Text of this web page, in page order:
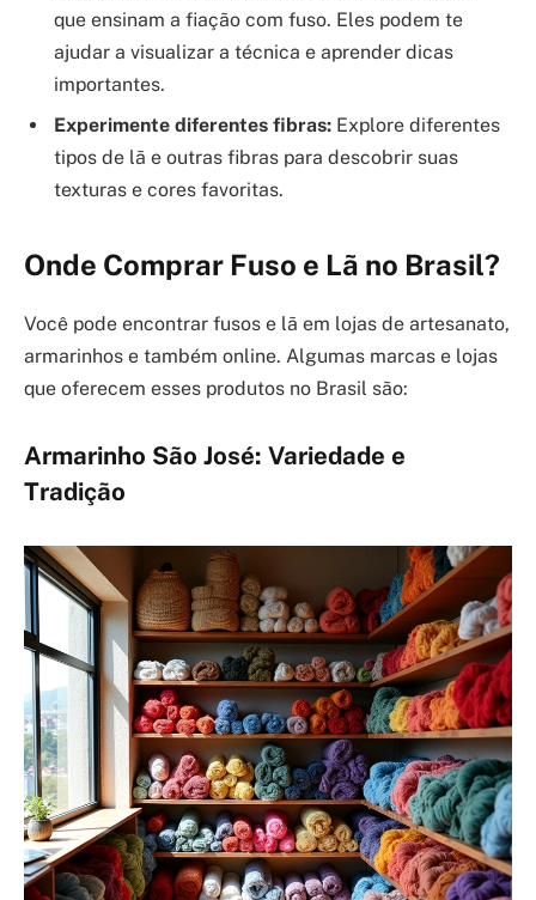
que ensinam a fiação com fuso. Eles podem te
ajudar a visualizar a técnica e aprender dicas
importantes.
Experimente diferentes fibras: Explore diferentes
tipos de lã e outras fibras para descobrir suas
texturas e cores favoritas.
Onde Comprar Fuso e Lã no Brasil?
Você pode encontrar fusos e lã em lojas de artesanato,
armarinhos e também online. Algumas marcas e lojas
que oferecem esses produtos no Brasil são:
Armarinho São José: Variedade e
Tradição